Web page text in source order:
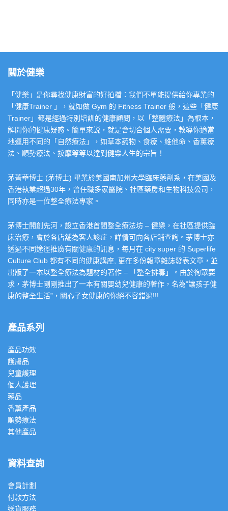
關於健樂
「健樂」是你尋找健康財富的好拍檔：我們不單能提供給你專業的
「健康Trainer 」，就如做 Gym 的 Fitness Trainer 般，這些「健康
Trainer」都是經過特別培訓的健康顧問，以「整體療法」為根本，
解開你的健康疑惑。簡單來説，就是會切合個人需要，教導你適當
地運用不同的「自然療法」，如草本葯物、食療、維他命、香薰療
法、順勢療法、按摩等等以達到健樂人生的宗旨！
茅菁華博士 (茅博士) 畢業於美國南加州大學臨床藥劑系，在美國及
香港執業超過30年，曾任職多家醫院、社區藥房和生物科技公司，
同時亦是一位整全療法專家。
茅博士開創先河，設立香港首間整全療法坊 – 健樂，在社區提供臨
床治療，會於各店舖為客人診症，詳情可向各店舖查詢。茅博士亦
透過不同途徑推廣有關健康的訊息，每月在 city super 的 Superlife
Culture Club 都有不同的健康講座, 更在多份報章雜誌發表文章，並
出版了一本以整全療法為題材的著作 – 「整全排毒」。由於徇眾要
求，茅博士剛剛推出了一本有關嬰幼兒健康的著作，名為”讓孩子健
康的整全生活”，關心子女健康的你絕不容錯過!!!
產品系列
產品功效
護膚品
兒童護理
個人護理
藥品
香薰產品
順勢療法
其他產品
資料查詢
會員計劃
付款方法
送貨服務